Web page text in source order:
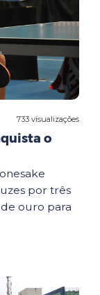
733 visualizações
o
por três
ouro para